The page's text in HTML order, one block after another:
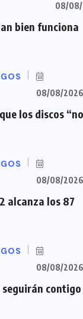
08/
bien funciona
08/08/2026
los discos “no
08/08/2026
alcanza los 87
08/08/2026
contigo